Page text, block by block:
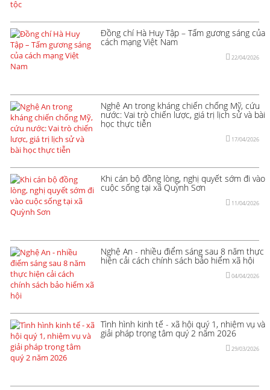
Đồng chí Hà Huy Tập – Tấm gương sáng của
cách mạng Việt Nam
22/04/2026
Nghệ An trong kháng chiến chống Mỹ, cứu
nước: Vai trò chiến lược, giá trị lịch sử và bài
học thực tiễn
17/04/2026
Khi cán bộ đồng lòng, nghị quyết sớm đi vào
cuộc sống tại xã Quỳnh Sơn
11/04/2026
Nghệ An - nhiều điểm sáng sau 8 năm thực
hiện cải cách chính sách bảo hiểm xã hội
04/04/2026
Tình hình kinh tế - xã hội quý 1, nhiệm vụ và
giải pháp trọng tâm quý 2 năm 2026
29/03/2026